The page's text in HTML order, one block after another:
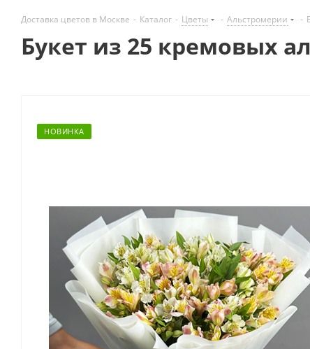
Доставка цветов в Москве - Каталог - Цветы - Альстромерии -
Букет из 25 кремовых
НОВИНКА